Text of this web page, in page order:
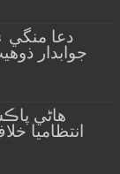
جوابدار
هاڻي
انتظاميا